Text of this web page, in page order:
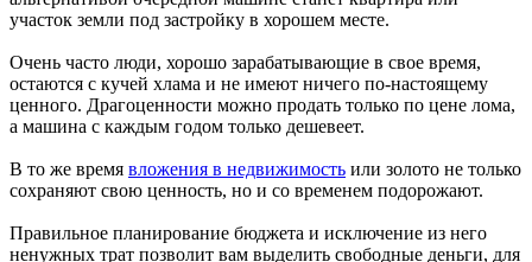
участок земли под застройку в хорошем месте.
Очень часто люди, хорошо зарабатывающие в свое время,
остаются с кучей хлама и не имеют ничего по-настоящему
ценного. Драгоценности можно продать только по цене лома,
а машина с каждым годом только дешевеет.
В то же время вложения в недвижимость или золото не только
сохраняют свою ценность, но и со временем подорожают.
Правильное планирование бюджета и исключение из него
ненужных трат позволит вам выделить свободные деньги, для